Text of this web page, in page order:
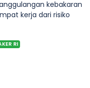
kebakaran
kerja dari risiko
RI